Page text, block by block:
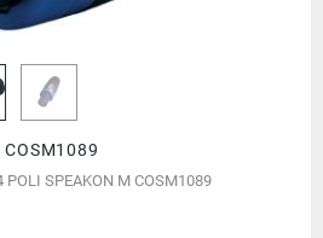
COSM1089
POLI SPEAKON M COSM1089